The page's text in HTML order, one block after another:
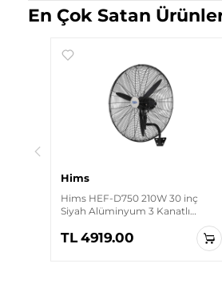
En Çok Satan
Hims
Hims HEF-D750 210W 30 inç
Siyah Alüminyum 3 Kanatlı
TL 4919.00